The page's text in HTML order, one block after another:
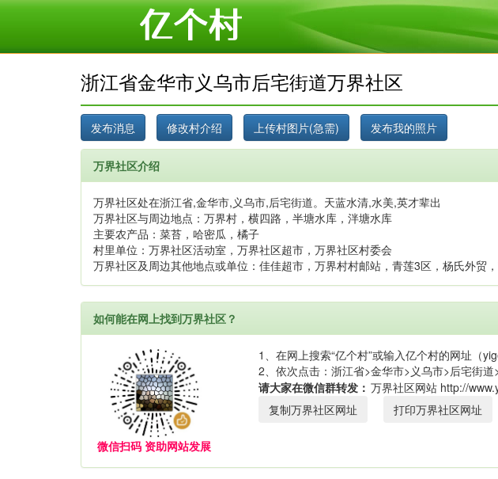
浙江省金华市义乌市后宅街道万界社区
万界社区介绍
万界社区处在浙江省,金华市,义乌市,后宅街道。天蓝水清,水美,英才辈出
万界社区与周边地点：万界村，横四路，半塘水库，泮塘水库
主要农产品：菜苔，哈密瓜，橘子
村里单位：万界社区活动室，万界社区超市，万界社区村委会
万界社区及周边其他地点或单位：佳佳超市，万界村村邮站，青莲3区，杨氏外贸
如何能在网上找到万界社区？
微信扫码 资助网站发展
1、在网上搜索“亿个村”或输入亿个村的网址（
2、依次点击：浙江省>金华市>义乌市>后宅街道
请大家在微信群转发：
复制万界社区网址
打印万界社区网址